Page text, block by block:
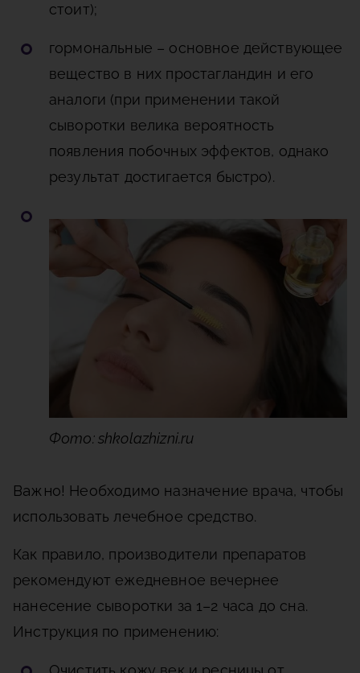
стоит);
гормональные – основное действующее
вещество в них простагландин и его
аналоги (при применении такой
сыворотки велика вероятность
появления побочных эффектов, однако
результат достигается быстро).
Фото: shkolazhizni.ru
Важно! Необходимо назначение врача, чтобы
использовать лечебное средство.
Как правило, производители препаратов
рекомендуют ежедневное вечернее
нанесение сыворотки за 1–2 часа до сна.
Инструкция по применению: